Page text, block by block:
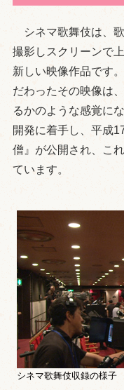
シネマ歌舞伎は、
撮影しスクリーンで
新しい映像作品です
だわったその映像は
るかのような感覚に
開発に着手し、平成
僧』が公開され、こ
ています。
シネマ歌舞伎収録の様子